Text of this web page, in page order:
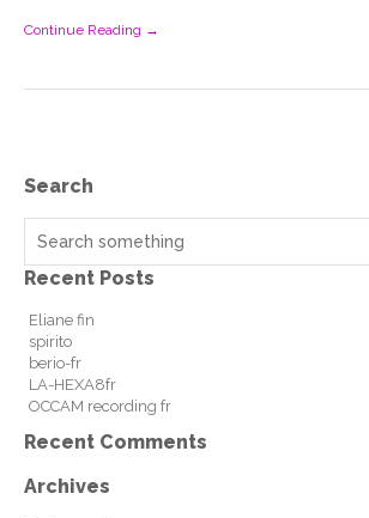
Continue Reading →
Search
Recent Posts
Eliane fin
spirito
berio-fr
LA-HEXA8fr
OCCAM recording fr
Recent Comments
Archives